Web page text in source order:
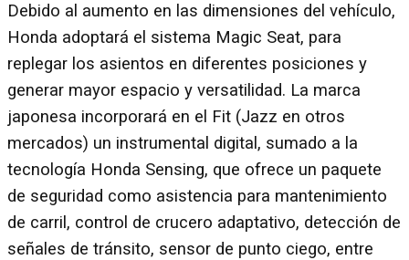
Debido al aumento en las dimensiones del vehículo,
Honda adoptará el sistema Magic Seat, para
replegar los asientos en diferentes posiciones y
generar mayor espacio y versatilidad. La marca
japonesa incorporará en el Fit (Jazz en otros
mercados) un instrumental digital, sumado a la
tecnología Honda Sensing, que ofrece un paquete
de seguridad como asistencia para mantenimiento
de carril, control de crucero adaptativo, detección de
señales de tránsito, sensor de punto ciego, entre